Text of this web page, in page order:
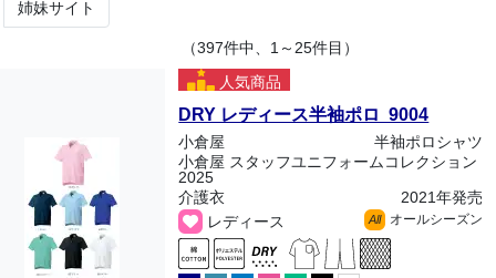
姉妹サイト
（397件中、1～25件目）
人気商品
DRY レディース半袖ポロ 9004
小倉屋
半袖ポロシャツ
小倉屋 スタッフユニフォームコレクション
2025
介護衣
2021年発売
レディース
All オールシーズン